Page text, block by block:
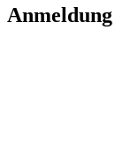
Anmeldung